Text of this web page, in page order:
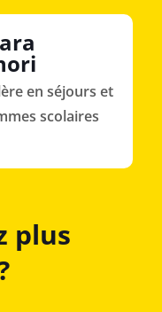
plus
en séjours et
scolaires